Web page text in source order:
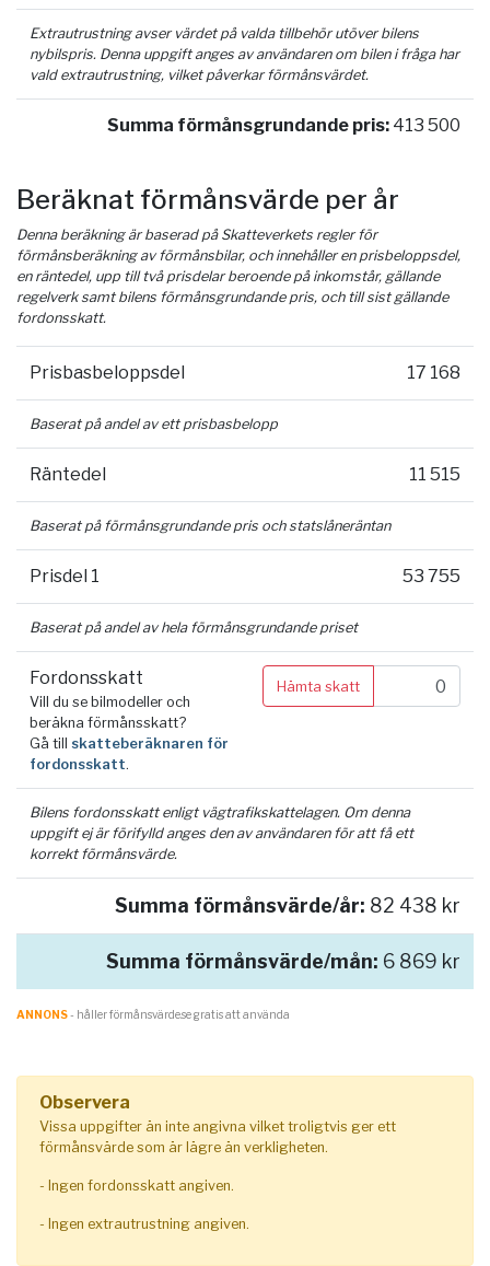
Extrautrustning avser värdet på valda tillbehör utöver bilens
nybilspris. Denna uppgift anges av användaren om bilen i fråga har
vald extrautrustning, vilket påverkar förmånsvärdet.
Summa förmånsgrundande pris: 413 500
Beräknat förmånsvärde per år
Denna beräkning är baserad på Skatteverkets regler för
förmånsberäkning av förmånsbilar, och innehåller en prisbeloppsdel,
en räntedel, upp till två prisdelar beroende på inkomstår, gällande
regelverk samt bilens förmånsgrundande pris, och till sist gällande
fordonsskatt.
Prisbasbeloppsdel 17 168
Baserat på andel av ett prisbasbelopp
Räntedel 11 515
Baserat på förmånsgrundande pris och statslåneräntan
Prisdel 1 53 755
Baserat på andel av hela förmånsgrundande priset
Fordonsskatt
Vill du se bilmodeller och
beräkna förmånsskatt?
Gå till skatteberäknaren för
fordonsskatt.
Hämta skatt
Bilens fordonsskatt enligt vägtrafikskattelagen. Om denna
uppgift ej är förifylld anges den av användaren för att få ett
korrekt förmånsvärde.
Summa förmånsvärde/år: 82 438 kr
Summa förmånsvärde/mån: 6 869 kr
ANNONS- håller förmånsvärde.se gratis att använda
Observera
Vissa uppgifter än inte angivna vilket troligtvis ger ett
förmånsvärde som är lägre än verkligheten.
- Ingen fordonsskatt angiven.
- Ingen extrautrustning angiven.